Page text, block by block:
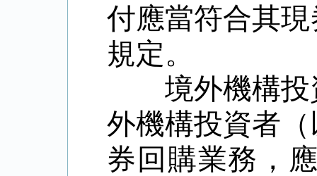
付應當符合其
規定。
境外機構投
外機構投資者
券回購業務，